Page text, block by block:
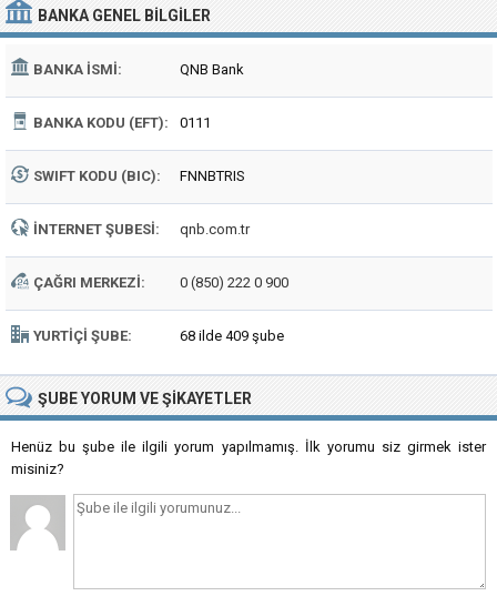
BANKA GENEL BILGILER
BANKA İSMI: QNB Bank
BANKA KODU (EFT): 0111
SWIFT KODU (BIC): FNNBTRIS
İNTERNET ŞUBESI: qnb.com.tr
ÇAĞRI MERKEZI: 0 (850) 222 0 900
YURTIÇI ŞUBE: 68 ilde 409 şube
ŞUBEYORUM VE ŞIKAYETLER
Henüz bu şube ile ilgili yorum yapılmamış. İlk yorumu siz girmek ister
misiniz?